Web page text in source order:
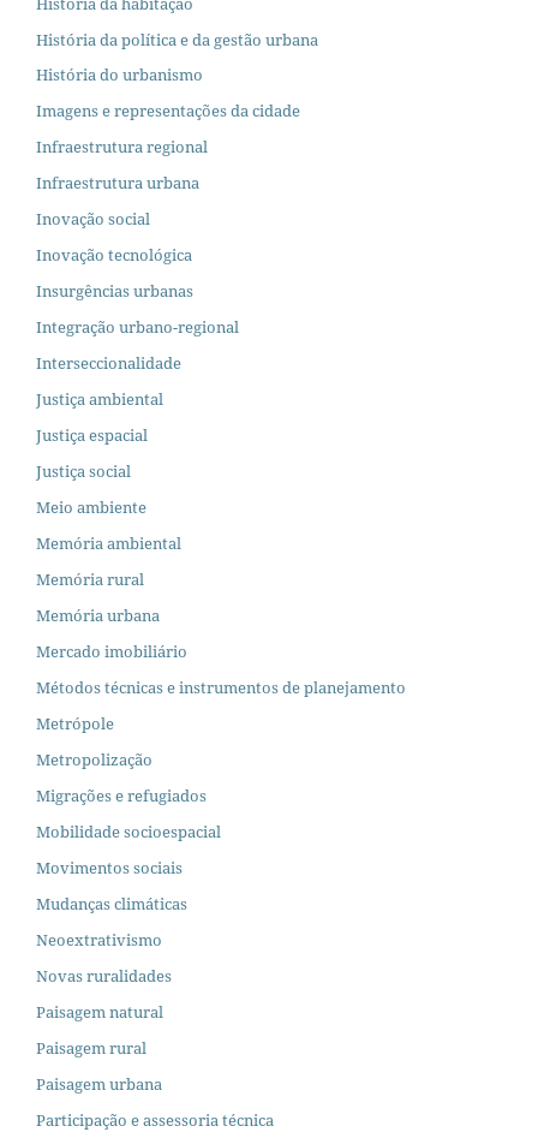
História da política e da gestão urbana
História do urbanismo
Imagens e representações da cidade
Infraestrutura regional
Infraestrutura urbana
Inovação social
Inovação tecnológica
Insurgências urbanas
Integração urbano-regional
Interseccionalidade
Justiça ambiental
Justiça espacial
Justiça social
Meio ambiente
Memória ambiental
Memória rural
Memória urbana
Mercado imobiliário
Métodos técnicas e instrumentos de planejamento
Metrópole
Metropolização
Migrações e refugiados
Mobilidade socioespacial
Movimentos sociais
Mudanças climáticas
Neoextrativismo
Novas ruralidades
Paisagem natural
Paisagem rural
Paisagem urbana
Participação e assessoria técnica